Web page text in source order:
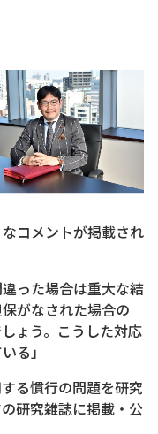
コメントが掲載され
った場合は重大な結
がなされた場合の
ょう。こうした対応
る」
る慣行の問題を研究
研究雑誌に掲載・公